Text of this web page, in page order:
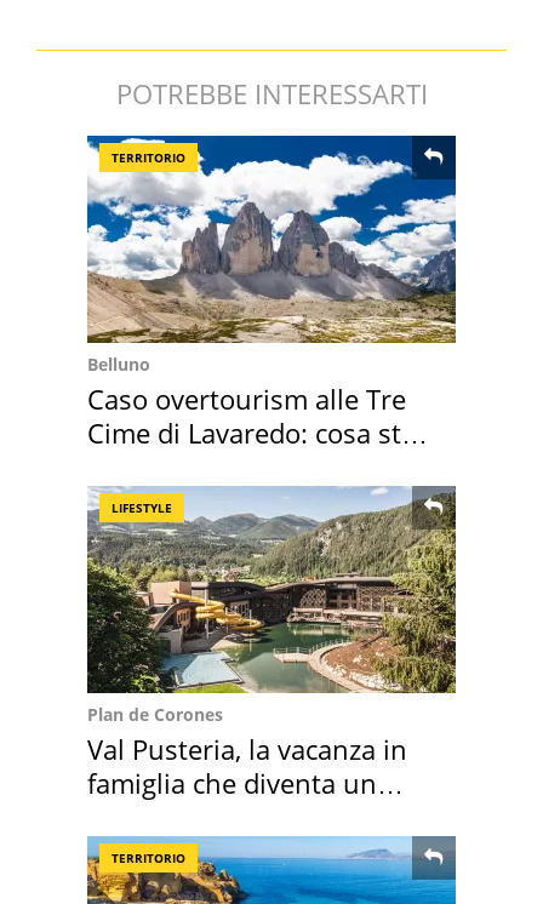
POTREBBE INTERESSARTI
TERRITORIO
Belluno
Caso overtourism alle Tre
Cime di Lavaredo: cosa sta
LIFESTYLE
Plan de Corones
Val Pusteria, la vacanza in
famiglia che diventa un
TERRITORIO